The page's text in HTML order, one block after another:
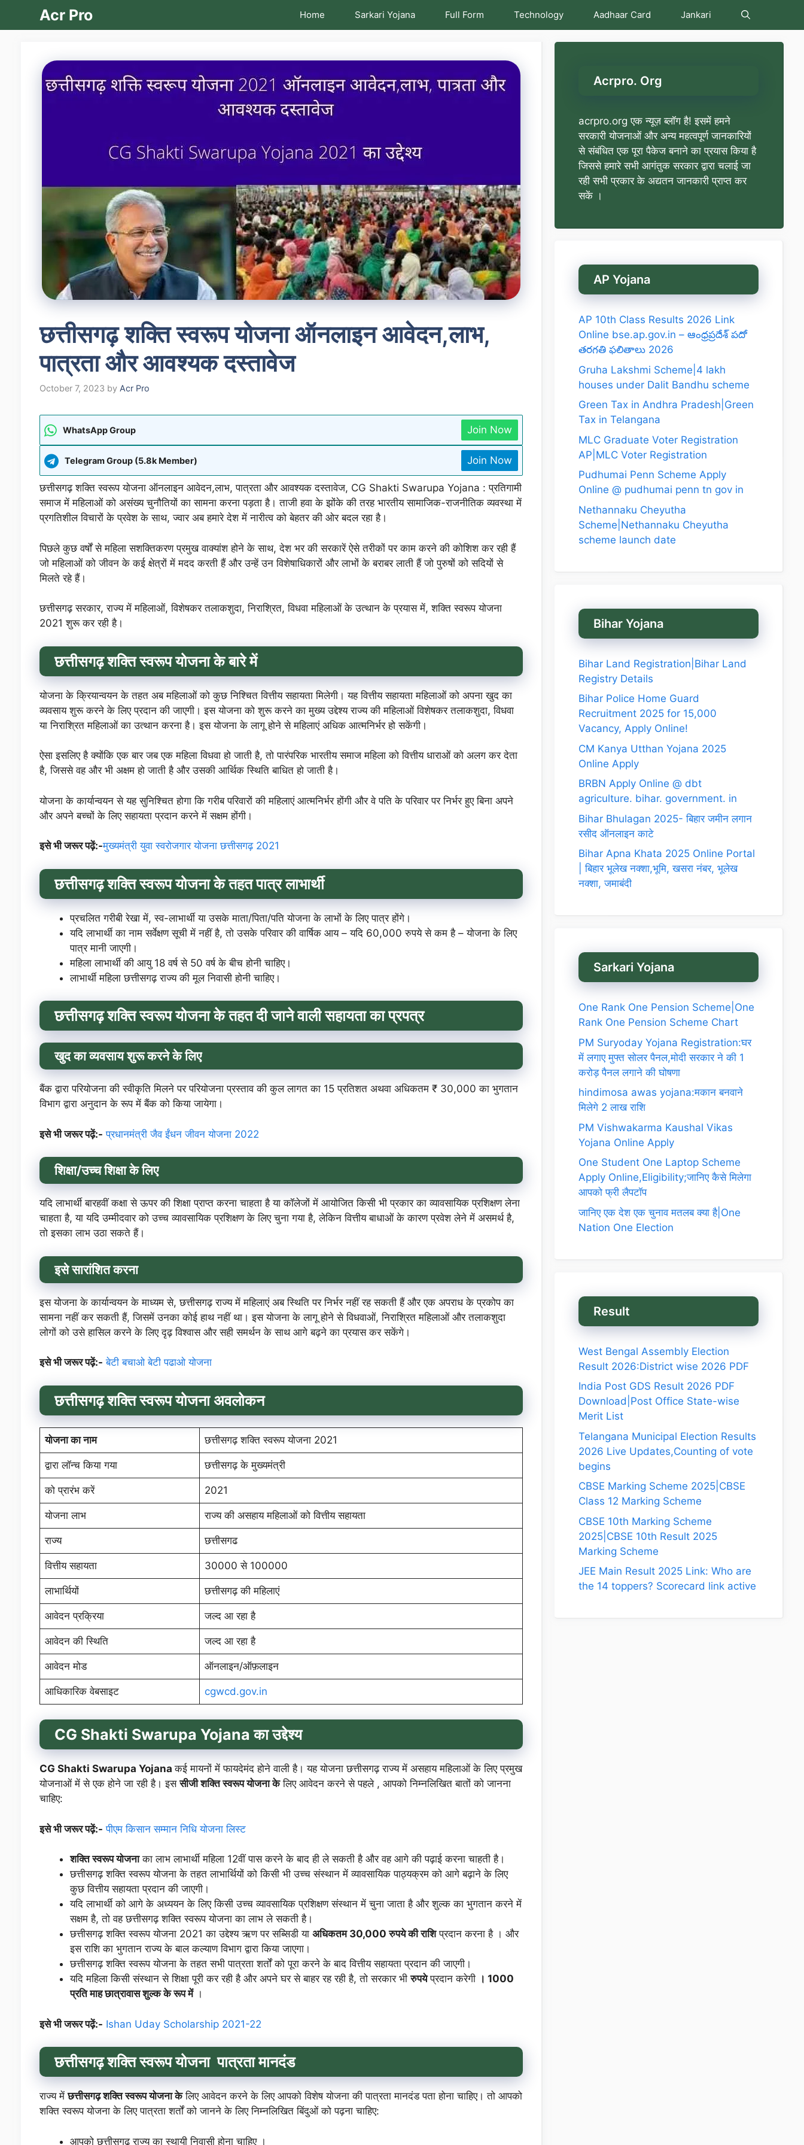
Acr Pro Home Sarkari Yojana Full Form Technology Aadhaar Card Jankari
छत्तीसगढ़ शक्ति स्वरूप योजना ऑनलाइन आवेदन,लाभ,
पात्रता और आवश्यक दस्तावेज
October 7, 2023 by Acr Pro
WhatsApp Group Join Now
Telegram Group (5.8k Member) Join Now
छत्तीसगढ़ शक्ति स्वरूप योजना ऑनलाइन आवेदन,लाभ, पात्रता और आवश्यक दस्तावेज, CG Shakti Swarupa Yojana : प्रतिगामी
समाज में महिलाओं को असंख्य चुनौतियों का सामना करना पड़ता है। ताजी हवा के झोंके की तरह भारतीय सामाजिक-राजनीतिक व्यवस्था में
प्रगतिशील विचारों के प्रवेश के साथ, ज्वार अब हमारे देश में नारीत्व को बेहतर की ओर बदल रहा है।
पिछले कुछ वर्षों से महिला सशक्तिकरण प्रमुख वाक्यांश होने के साथ, देश भर की सरकारें ऐसे तरीकों पर काम करने की कोशिश कर रही हैं
जो महिलाओं को जीवन के कई क्षेत्रों में मदद करती हैं और उन्हें उन विशेषाधिकारों और लाभों के बराबर लाती हैं जो पुरुषों को सदियों से
मिलते रहे हैं।
छत्तीसगढ़ सरकार, राज्य में महिलाओं, विशेषकर तलाकशुदा, निराश्रित, विधवा महिलाओं के उत्थान के प्रयास में, शक्ति स्वरूप योजना
2021 शुरू कर रही है।
छत्तीसगढ़ शक्ति स्वरूप योजना के बारे में
योजना के क्रियान्वयन के तहत अब महिलाओं को कुछ निश्चित वित्तीय सहायता मिलेगी। यह वित्तीय सहायता महिलाओं को अपना खुद का
व्यवसाय शुरू करने के लिए प्रदान की जाएगी। इस योजना को शुरू करने का मुख्य उद्देश्य राज्य की महिलाओं विशेषकर तलाकशुदा, विधवा
या निराश्रित महिलाओं का उत्थान करना है। इस योजना के लागू होने से महिलाएं अधिक आत्मनिर्भर हो सकेंगी।
ऐसा इसलिए है क्योंकि एक बार जब एक महिला विधवा हो जाती है, तो पारंपरिक भारतीय समाज महिला को वित्तीय धाराओं को अलग कर देता
है, जिससे वह और भी अक्षम हो जाती है और उसकी आर्थिक स्थिति बाधित हो जाती है।
योजना के कार्यान्वयन से यह सुनिश्चित होगा कि गरीब परिवारों की महिलाएं आत्मनिर्भर होंगी और वे पति के परिवार पर निर्भर हुए बिना अपने
और अपने बच्चों के लिए सहायता प्रदान करने में सक्षम होंगी।
इसे भी जरूर पढ़ें:-मुख्यमंत्री युवा स्वरोजगार योजना छत्तीसगढ़ 2021
छत्तीसगढ़ शक्ति स्वरूप योजना के तहत पात्र लाभार्थी
प्रचलित गरीबी रेखा में, स्व-लाभार्थी या उसके माता/पिता/पति योजना के लाभों के लिए पात्र होंगे।
यदि लाभार्थी का नाम सर्वेक्षण सूची में नहीं है, तो उसके परिवार की वार्षिक आय – यदि 60,000 रुपये से कम है – योजना के लिए
पात्र मानी जाएगी।
महिला लाभार्थी की आयु 18 वर्ष से 50 वर्ष के बीच होनी चाहिए।
लाभार्थी महिला छत्तीसगढ़ राज्य की मूल निवासी होनी चाहिए।
छत्तीसगढ़ शक्ति स्वरूप योजना के तहत दी जाने वाली सहायता का प्रपत्र
खुद का व्यवसाय शुरू करने के लिए
बैंक द्वारा परियोजना की स्वीकृति मिलने पर परियोजना प्रस्ताव की कुल लागत का 15 प्रतिशत अथवा अधिकतम ₹ 30,000 का भुगतान
विभाग द्वारा अनुदान के रूप में बैंक को किया जायेगा।
इसे भी जरूर पढ़ें:- प्रधानमंत्री जैव ईंधन जीवन योजना 2022
शिक्षा/उच्च शिक्षा के लिए
यदि लाभार्थी बारहवीं कक्षा से ऊपर की शिक्षा प्राप्त करना चाहता है या कॉलेजों में आयोजित किसी भी प्रकार का व्यावसायिक प्रशिक्षण लेना
चाहता है, या यदि उम्मीदवार को उच्च व्यावसायिक प्रशिक्षण के लिए चुना गया है, लेकिन वित्तीय बाधाओं के कारण प्रवेश लेने में असमर्थ है,
तो इसका लाभ उठा सकते हैं।
इसे सारांशित करना
इस योजना के कार्यान्वयन के माध्यम से, छत्तीसगढ़ राज्य में महिलाएं अब स्थिति पर निर्भर नहीं रह सकती हैं और एक अपराध के प्रकोप का
सामना नहीं कर सकती हैं, जिसमें उनका कोई हाथ नहीं था। इस योजना के लागू होने से विधवाओं, निराश्रित महिलाओं और तलाकशुदा
लोगों को उसे हासिल करने के लिए दृढ़ विश्वास और सही समर्थन के साथ आगे बढ़ने का प्रयास कर सकेंगे।
इसे भी जरूर पढ़ें:- बेटी बचाओ बेटी पढाओ योजना
छत्तीसगढ़ शक्ति स्वरूप योजनाअवलोकन
योजना का नाम छत्तीसगढ़ शक्ति स्वरूप योजना 2021
द्वारा लॉन्च किया गया छत्तीसगढ़ के मुख्यमंत्री
को प्रारंभ करें 2021
योजना लाभ राज्य की असहाय महिलाओं को वित्तीय सहायता
राज्य छत्तीसगढ
वित्तीय सहायता 30000 से 100000
लाभार्थियों छत्तीसगढ़ की महिलाएं
आवेदन प्रक्रिया जल्द आ रहा है
आवेदन की स्थिति जल्द आ रहा है
आवेदन मोड ऑनलाइन/ऑफ़लाइन
आधिकारिक वेबसाइट cgwcd.gov.in
CG Shakti Swarupa Yojanaका उद्देश्य
CG Shakti Swarupa Yojanaकई मायनों में फायदेमंद होने वाली है। यह योजना छत्तीसगढ़ राज्य में असहाय महिलाओं के लिए प्रमुख
योजनाओं में से एक होने जा रही है। इससीजी शक्ति स्वरूप योजना केलिए आवेदन करने से पहले , आपको निम्नलिखित बातों को जानना
चाहिए:
इसे भी जरूर पढ़ें:- पीएम किसान सम्मान निधि योजना लिस्ट
शक्ति स्वरूप योजनाका लाभ लाभार्थी महिला 12वीं पास करने के बाद ही ले सकती है और वह आगे की पढ़ाई करना चाहती है।
छत्तीसगढ़ शक्ति स्वरूप योजना के तहत लाभार्थियों को किसी भी उच्च संस्थान में व्यावसायिक पाठ्यक्रम को आगे बढ़ाने के लिए
कुछ वित्तीय सहायता प्रदान की जाएगी।
यदि लाभार्थी को आगे के अध्ययन के लिए किसी उच्च व्यावसायिक प्रशिक्षण संस्थान में चुना जाता है और शुल्क का भुगतान करने में
सक्षम है, तो वह छत्तीसगढ़ शक्ति स्वरूप योजना का लाभ ले सकती है।
छत्तीसगढ़ शक्ति स्वरूप योजना 2021 का उद्देश्य ऋण पर सब्सिडी या अधिकतम 30,000रुपये की राशिप्रदान करना है । और
इस राशि का भुगतान राज्य के बाल कल्याण विभाग द्वारा किया जाएगा।
छत्तीसगढ़ शक्ति स्वरूप योजना के तहत सभी पात्रता शर्तों को पूरा करने के बाद वित्तीय सहायता प्रदान की जाएगी।
यदि महिला किसी संस्थान से शिक्षा पूरी कर रही है और अपने घर से बाहर रह रही है, तो सरकार भीरुपयेप्रदान करेगी । 1000
प्रति माह छात्रावास शुल्क के रूप में।
इसे भी जरूर पढ़ें:- Ishan Uday Scholarship 2021-22
छत्तीसगढ़ शक्ति स्वरूप योजना पात्रता मानदंड
राज्य मेंछत्तीसगढ़ शक्ति स्वरूप योजना केलिए आवेदन करने के लिए आपको विशेष योजना की पात्रता मानदंड पता होना चाहिए। तो आपको
शक्ति स्वरूप योजना के लिए पात्रता शर्तों को जानने के लिए निम्नलिखित बिंदुओं को पढ़ना चाहिए:
आपको छत्तीसगढ़ राज्य का स्थायी निवासी होना चाहिए ।
Acrpro. Org
acrpro.org एक न्यूज़ ब्लॉग है! इसमें हमने
सरकारी योजनाओं और अन्य महत्वपूर्ण जानकारियों
से संबंधित एक पूरा पैकेज बनाने का प्रयास किया है
जिससे हमारे सभी आगंतुक सरकार द्वारा चलाई जा
रही सभी प्रकार के अद्यतन जानकारी प्राप्त कर
सकें ।
AP Yojana
AP 10th Class Results 2026 Link
Online bse.ap.gov.in – ఆంధ్రప్రదేశ్ పదో
తరగతి ఫలితాలు 2026
Gruha Lakshmi Scheme|4 lakh
houses under Dalit Bandhu scheme
Green Tax in Andhra Pradesh|Green
Tax in Telangana
MLC Graduate Voter Registration
AP|MLC Voter Registration
Pudhumai Penn Scheme Apply
Online @ pudhumai penn tn gov in
Nethannaku Cheyutha
Scheme|Nethannaku Cheyutha
scheme launch date
Bihar Yojana
Bihar Land Registration|Bihar Land
Registry Details
Bihar Police Home Guard
Recruitment 2025 for 15,000
Vacancy, Apply Online!
CM Kanya Utthan Yojana 2025
Online Apply
BRBN Apply Online @ dbt
agriculture. bihar. government. in
Bihar Bhulagan 2025- बिहार जमीन लगान
रसीद ऑनलाइन काटे
Bihar Apna Khata 2025 Online Portal
| बिहार भूलेख नक्शा,भूमि, खसरा नंबर, भूलेख
नक्शा, जमाबंदी
Sarkari Yojana
One Rank One Pension Scheme|One
Rank One Pension Scheme Chart
PM Suryoday Yojana Registration:घर
में लगाए मुफ्त सोलर पैनल,मोदी सरकार ने की 1
करोड़ पैनल लगाने की घोषणा
hindimosa awas yojana:मकान बनवाने
मिलेगे 2 लाख राशि
PM Vishwakarma Kaushal Vikas
Yojana Online Apply
One Student One Laptop Scheme
Apply Online,Eligibility;जानिए कैसे मिलेगा
आपको फ्री लैपटॉप
जानिए एक देश एक चुनाव मतलब क्या है|One
Nation One Election
Result
West Bengal Assembly Election
Result 2026:District wise 2026 PDF
India Post GDS Result 2026 PDF
Download|Post Office State-wise
Merit List
Telangana Municipal Election Results
2026 Live Updates,Counting of vote
begins
CBSE Marking Scheme 2025|CBSE
Class 12 Marking Scheme
CBSE 10th Marking Scheme
2025|CBSE 10th Result 2025
Marking Scheme
JEE Main Result 2025 Link: Who are
the 14 toppers? Scorecard link active